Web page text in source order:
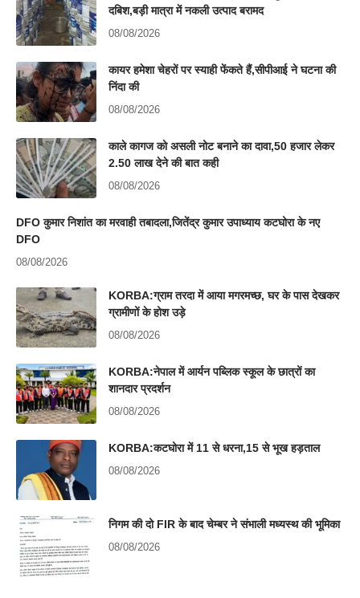
दबिश,बड़ी मात्रा में नकली उत्पाद बरामद
08/08/2026
कायर हमेशा चेहरों पर स्याही फेंकते हैं,सीपीआई ने घटना की
निंदा की
08/08/2026
काले कागज को असली नोट बनाने का दावा,50 हजार लेकर
2.50 लाख देने की बात कही
08/08/2026
DFO कुमार निशांत का मरवाही तबादला,जितेंद्र कुमार उपाध्याय कटघोरा के नए
DFO
08/08/2026
KORBA:ग्राम तरदा में आया मगरमच्छ, घर के पास देखकर
ग्रामीणों के होश उड़े
08/08/2026
KORBA:नेपाल में आर्यन पब्लिक स्कूल के छात्रों का
शानदार प्रदर्शन
08/08/2026
KORBA:कटघोरा में 11 से धरना,15 से भूख हड़ताल
08/08/2026
निगम की दो FIR के बाद चेम्बर ने संभाली मध्यस्थ की भूमिका
08/08/2026